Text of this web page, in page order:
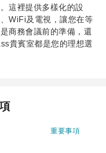
這裡提供多樣化的設
WiFi及電視，讓您在等
商務會議前的準備，還
貴賓室都是您的理想選
重要事項